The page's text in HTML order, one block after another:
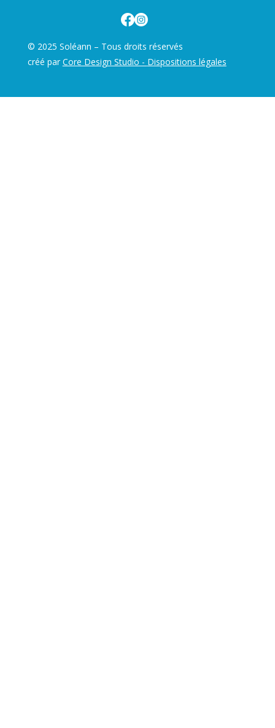
© 2025 Soléann – Tous droits réservés
créé par Core Design Studio - Dispositions légales